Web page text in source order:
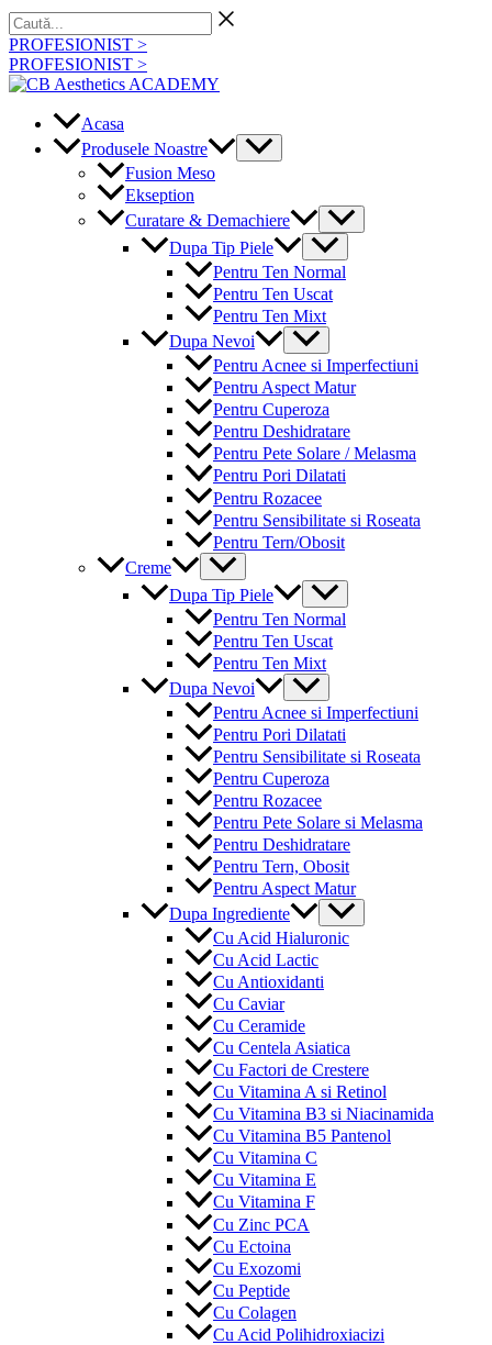
Skip
to
content
Caută...
PROFESIONIST >
PROFESIONIST >
Acasa
Produsele Noastre
Menu
Toggle
Fusion Meso
Ekseption
Curatare & Demachiere
Menu
Toggle
Dupa Tip Piele
Menu
Toggle
Pentru Ten Normal
Pentru Ten Uscat
Pentru Ten Mixt
Dupa Nevoi
Menu
Toggle
Pentru Acnee si Imperfectiuni
Pentru Aspect Matur
Pentru Cuperoza
Pentru Deshidratare
Pentru Pete Solare / Melasma
Pentru Pori Dilatati
Pentru Rozacee
Pentru Sensibilitate si Roseata
Pentru Tern/Obosit
Creme
Menu
Toggle
Dupa Tip Piele
Menu
Toggle
Pentru Ten Normal
Pentru Ten Uscat
Pentru Ten Mixt
Dupa Nevoi
Menu
Toggle
Pentru Acnee si Imperfectiuni
Pentru Pori Dilatati
Pentru Sensibilitate si Roseata
Pentru Cuperoza
Pentru Rozacee
Pentru Pete Solare si Melasma
Pentru Deshidratare
Pentru Tern, Obosit
Pentru Aspect Matur
Dupa Ingrediente
Menu
Toggle
Cu Acid Hialuronic
Cu Acid Lactic
Cu Antioxidanti
Cu Caviar
Cu Ceramide
Cu Centela Asiatica
Cu Factori de Crestere
Cu Vitamina A si Retinol
Cu Vitamina B3 si Niacinamida
Cu Vitamina B5 Pantenol
Cu Vitamina C
Cu Vitamina E
Cu Vitamina F
Cu Zinc PCA
Cu Ectoina
Cu Exozomi
Cu Peptide
Cu Colagen
Cu Acid Polihidroxiacizi